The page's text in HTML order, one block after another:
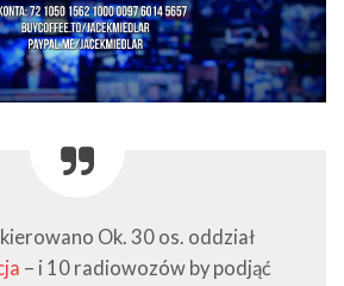
Ok. 30 os. oddział
– i 10 radiowozów by podjąć